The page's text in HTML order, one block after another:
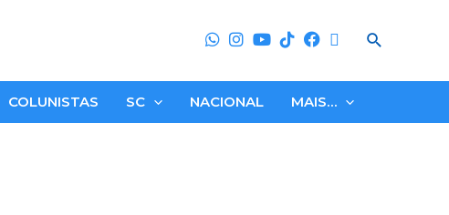
Search
COLUNISTAS SC NACIONAL MAIS…